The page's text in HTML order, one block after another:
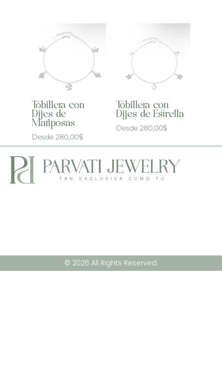
Tobillera con
Dijes de
Mariposas
Desde 280,00$
Tobillera con
Dijes de Estrella
Desde 280,00$
© 2026 All Rights Reserved.